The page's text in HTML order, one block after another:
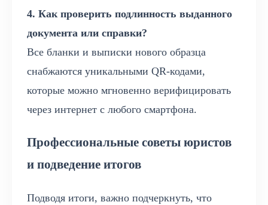
4. Как проверить подлинность выданного
документа или справки?
Все бланки и выписки нового образца
снабжаются уникальными QR-кодами,
которые можно мгновенно верифицировать
через интернет с любого смартфона.
Профессиональные советы юристов
и подведение итогов
Подводя итоги, важно подчеркнуть, что